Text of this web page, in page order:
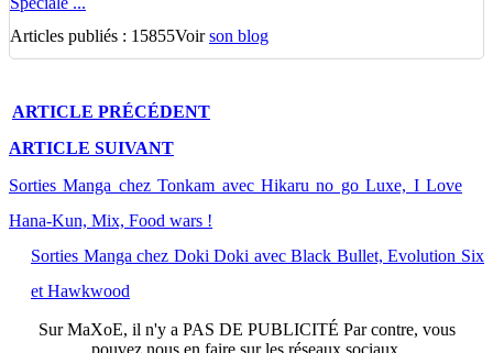
Articles publiés : 15855Voirson blog
ARTICLE PRÉCÉDENT
ARTICLE SUIVANT
Sorties Manga chez Tonkam avec Hikaru no go Luxe, I Love
Hana-Kun, Mix, Food wars !
Sorties Manga chez Doki Doki avec Black Bullet, Evolution Six
et Hawkwood
SurMaXoE, il n'y a PAS DE PUBLICITÉ Par contre, vous
pouvez nous en faire sur les réseaux sociaux